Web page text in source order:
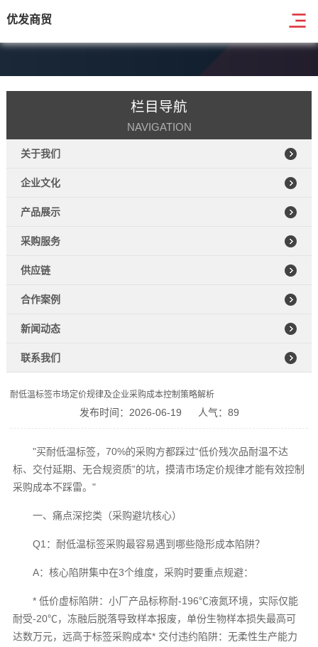
优发商贸
栏目导航
NAVIGATION
关于我们
企业文化
产品展示
采购服务
供应链
合作案例
新闻动态
联系我们
耐低温标签市场定价规律及企业采购成本控制策略解析
发布时间：2026-06-19 人气：89
"买耐低温标签，70%的采购方都踩过“低价残次品耐温不达
标、交付延期、无合规资质”的坑，摸清市场定价规律才能有效控制
采购成本不踩雷。"
一、痛点深挖类（采购避坑核心）
Q1：耐低温标签采购最容易遇到哪些隐形成本陷阱？
A：核心陷阱集中在3个维度，采购时要重点规避：
* 低价虚标陷阱：小厂产品标称耐-196℃液氮环境，实际仅能
耐受-20℃，冻融后脱落导致样本报废，单份生物样本损失最高可
达数万元，远高于标签采购成本* 交付违约陷阱：无柔性生产能力